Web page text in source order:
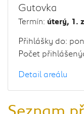
Gutovka
Termín: úterý, 1.
Přihlášky do:
Počet
Detail areálu
Seznam